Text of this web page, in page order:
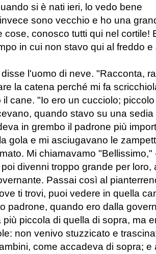
si è nati ieri, lo vedo bene
sono vecchio e ho una
cose, conosco tutti qui nel cortile!
in cui non stavo qui al freddo e
l'uomo di neve. "Racconta,
la catena perché mi fa
cane. "Io ero un cucciolo; piccolo
quando stavo su una sedia
in grembo il padrone più
gola e mi asciugavano le
Mi chiamavamo "Bellissimo,"
divenni troppo grande per loro,
Passai così al
ti trovi, puoi vedere in quella
padrone, quando ero dalla
più piccola di quella di sopra, ma
non venivo stuzzicato e
come accadeva di sopra; e